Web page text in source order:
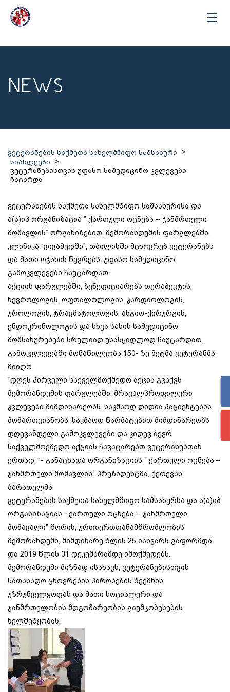
NEWS
ვეტერანების საქმეთა სახელმწიფო სამსახური
>
სიახლეები
>
ვეტერანებისთვის უფასო სამედიცინო კვლევები
ჩატარდა
ვეტერანების საქმეთა სახელმწიფო სამსახურისა და
ა(ა)იპ ორგანიზაცია ” ქართული ოცნება – ჯანმრთელი
მომავლის” ორგანიზებით, მემორანდუმის ფარგლებში,
კლინიკა “ვივამედში”, თბილისში მცხოვრებ ვეტერანებს
და მათი ოჯახის წევრებს, უფასო სამედიცინო
გამოკვლევები ჩაუტარდათ.
აქციის ფარგლებში, ბენეფიციარებს თერაპევტის,
ნევროლოგის, ოფთალოლოგის, კარდიოლოგის,
უროლოგის, ტრავმატოლოგის, ანგიო-ქირურგის,
ენდოკრინოლოგის და სხვა სახის სამედიცინო
მომსახურებები სრულიად უსასყიდლოდ ჩაუტარდათ.
გამოკვლევებში მონაწილეობა 150- ზე მეტმა ვეტერანმა
მიიღო.
“დღეს პირველი საქველმოქმედო აქცია გვაქვს
მემორანდუმის ფარგლებში. მრავალპროფილური
კვლევები მიმდინარეობს. საკმაოდ დიდია პაციენტების
მომართვიანობა. საკმაოდ წარმატებით მიმდინარეობს
დღევანდელი გამოკვლევები და კიდევ ბევრ
საქველმოქმედო აქციას ჩავატარებთ ვეტერანებთან
ერთად. “- განაცხადა ორგანიზაციის ” ქართული ოცნება –
ჯანმრთელი მომავლის” პრეზიდენტმა, ქეთევან
ბარათელმა.
ვეტერანების საქმეთა სახელმწიფო სამსახურსა და ა(ა)იპ
ორგანიზაციას ” ქართული ოცნება – ჯანმრთელი
მომავალი” შორის, ურთიერთთანამშრომლობის
მემორანდუმი, მიმდინარე წლის 25 იანვარს გაფორმდა
და 2019 წლის 31 დეკემბრამდე იმოქმედებს.
მემორანდუმი მიზნად ისახავს, ვეტერანებისთვის
სათანადო ცხოვრების პირობების შექმნის
უზრუნველყოფას და მათი სოციალური და
ჯანმრთელობის მდგომარეობის გაუმჯობესების
ხელშეწყობას.